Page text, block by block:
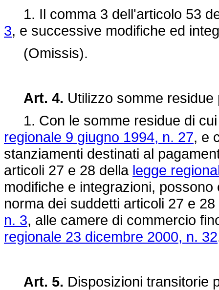
1. Il comma 3 dell'articolo 53
3, e successive modifiche ed
(Omissis).
Art. 4. Utilizzo somme
1. Con le somme residue di
regionale 9 giugno 1994, n. 27, e
stanziamenti destinati al
articoli 27 e 28 della legge
modifiche e integrazioni,
norma dei suddetti articoli 27 e
n. 3, alle camere di commercio
regionale 23 dicembre 2000, n. 32
Art. 5. Disposizioni transitorie